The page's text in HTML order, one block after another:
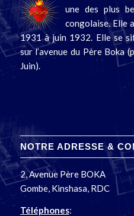
une des plus
congolaise. Elle
1931 à juin 1932. Elle se
sur l’avenue du Père Boka
Juin).
NOTRE ADRESSE &
2, Avenue Père BOKA
Gombe, Kinshasa, RDC
Téléphones: